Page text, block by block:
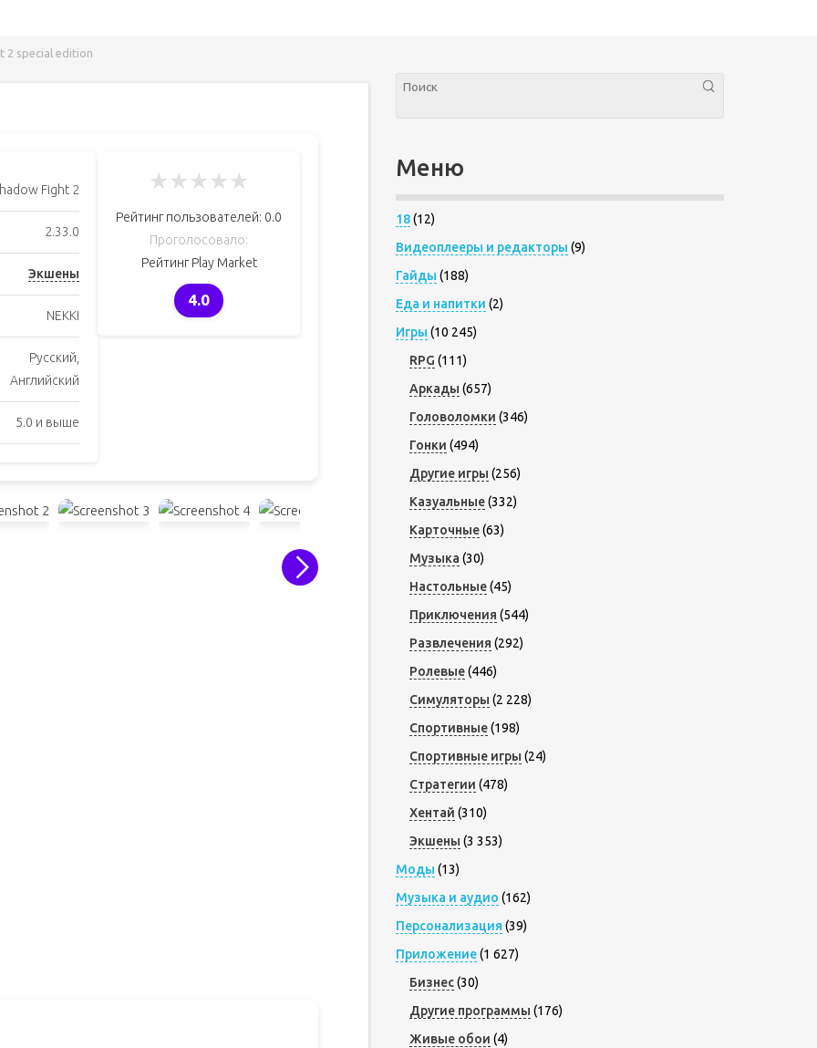
2 special edition
Fight 2
2.33.0
Экшены
NEKKI
Русский,
Английский
5.0 и выше
★★★★★
Рейтинг пользователей: 0.0
Проголосовало:
Рейтинг Play Market
4.0
Меню
18(12)
Видеоплееры и редакторы (9)
Гайды (188)
Еда и напитки (2)
Игры (10 245)
RPG (111)
Аркады (657)
Головоломки (346)
Гонки (494)
Другие игры (256)
Казуальные(332)
Карточные(63)
Музыка (30)
Настольные(45)
Приключения (544)
Развлечения (292)
Ролевые(446)
Симуляторы (2 228)
Спортивные(198)
Спортивные игры (24)
Стратегии (478)
Хентай (310)
Экшены (3 353)
Моды (13)
Музыка и аудио (162)
Персонализация (39)
Приложение(1 627)
Бизнес(30)
Другие программы (176)
Живые обои (4)